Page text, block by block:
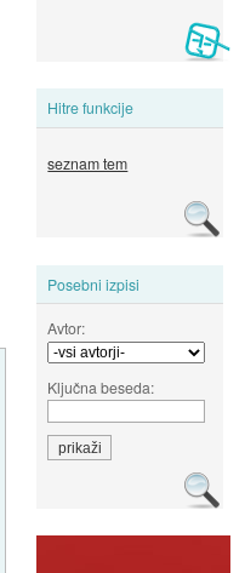
Hitre funkcije
seznam tem
Posebni izpisi
Avtor:
Ključna beseda: